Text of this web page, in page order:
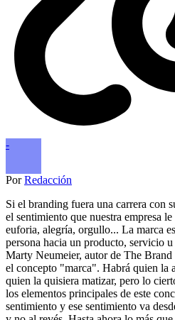
-
PorRedacción
Si el branding fuera una carrera con
el sentimiento que nuestra empresa
euforia, alegría, orgullo... La marca
persona hacia un producto, servicio
Marty Neumeier, autor de The
el concepto "marca". Habrá quien la
quien la quisiera matizar, pero lo
los elementos principales de este
sentimiento y ese sentimiento va